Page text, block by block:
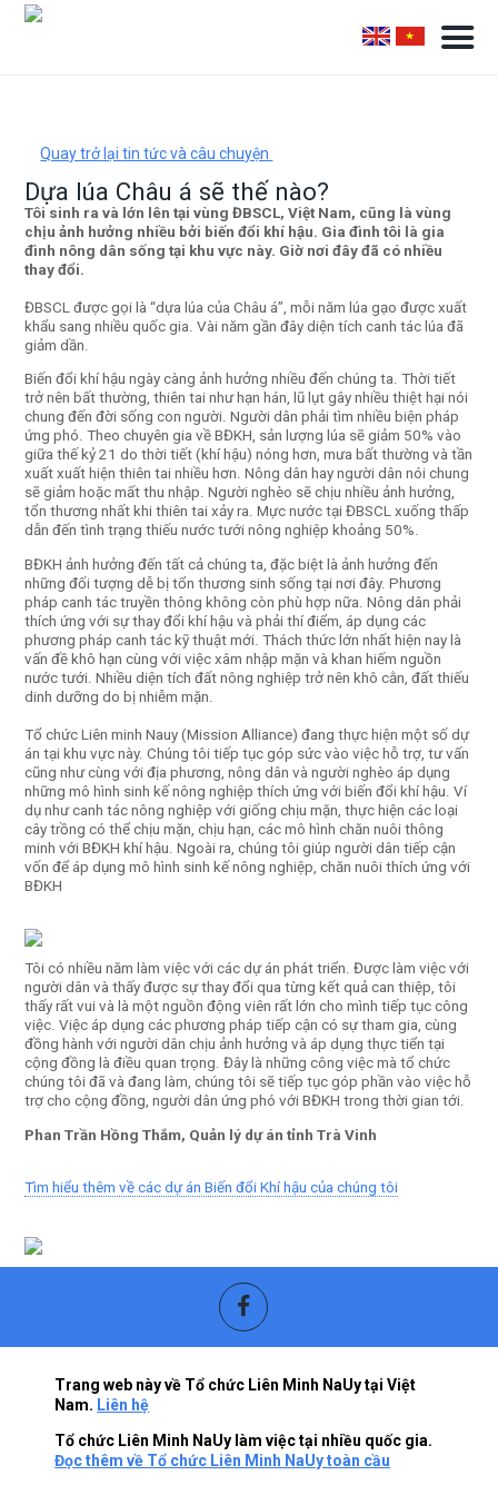
Quay trở lại tin tức và câu chuyện
Dựa lúa Châu á sẽ thế nào?
Tôi sinh ra và lớn lên tại vùng ĐBSCL, Việt Nam, cũng là vùng
chịu ảnh hưởng nhiều bởi biến đổi khí hậu. Gia đình tôi là gia
đình nông dân sống tại khu vực này. Giờ nơi đây đã có nhiều
thay đổi.
ĐBSCL được gọi là “dựa lúa của Châu á”, mỗi năm lúa gạo được xuất
khẩu sang nhiều quốc gia. Vài năm gần đây diện tích canh tác lúa đã
giảm dần.
Biến đổi khí hậu ngày càng ảnh hưởng nhiều đến chúng ta. Thời tiết
trở nên bất thường, thiên tai như hạn hán, lũ lụt gây nhiều thiệt hại nói
chung đến đời sống con người. Người dân phải tìm nhiều biện pháp
ứng phó. Theo chuyên gia về BĐKH, sản lượng lúa sẽ giảm 50% vào
giữa thế kỷ 21 do thời tiết (khí hậu) nóng hơn, mưa bất thường và tần
xuất xuất hiện thiên tai nhiều hơn. Nông dân hay người dân nói chung
sẽ giảm hoặc mất thu nhập. Người nghèo sẽ chịu nhiều ảnh hưởng,
tổn thương nhất khi thiên tai xảy ra. Mực nước tại ĐBSCL xuống thấp
dẫn đến tình trạng thiếu nước tưới nông nghiệp khoảng 50%.
BĐKH ảnh hưởng đến tất cả chúng ta, đặc biệt là ảnh hưởng đến
những đối tượng dễ bị tổn thương sinh sống tại nơi đây. Phương
pháp canh tác truyền thông không còn phù hợp nữa. Nông dân phải
thích ứng với sự thay đổi khí hậu và phải thí điểm, áp dụng các
phương pháp canh tác kỹ thuật mới. Thách thức lớn nhất hiện nay là
vấn đề khô hạn cùng với việc xâm nhập mặn và khan hiếm nguồn
nước tưới. Nhiều diện tích đất nông nghiệp trở nên khô cằn, đất thiếu
dinh dưỡng do bị nhiễm mặn.
Tổ chức Liên minh Nauy (Mission Alliance) đang thực hiện một số dự
án tại khu vực này. Chúng tôi tiếp tục góp sức vào việc hỗ trợ, tư vấn
cũng như cùng với địa phương, nông dân và người nghèo áp dụng
những mô hình sinh kế nông nghiệp thích ứng với biến đổi khí hậu. Ví
dụ như canh tác nông nghiệp với giống chịu mặn, thực hiện các loại
cây trồng có thể chịu mặn, chịu hạn, các mô hình chăn nuôi thông
minh với BĐKH khí hậu. Ngoài ra, chúng tôi giúp người dân tiếp cận
vốn để áp dụng mô hình sinh kế nông nghiệp, chăn nuôi thích ứng với
BĐKH
Tôi có nhiều năm làm việc với các dự án phát triển. Được làm việc với
người dân và thấy được sự thay đổi qua từng kết quả can thiệp, tôi
thấy rất vui và là một nguồn động viên rất lớn cho mình tiếp tục công
việc. Việc áp dụng các phương pháp tiếp cận có sự tham gia, cùng
đồng hành với người dân chịu ảnh hưởng và áp dụng thực tiển tại
cộng đồng là điều quan trọng. Đây là những công việc mà tổ chức
chúng tôi đã và đang làm, chúng tôi sẽ tiếp tục góp phần vào việc hỗ
trợ cho cộng đồng, người dân ứng phó với BĐKH trong thời gian tới.
Phan Trần Hồng Thắm, Quản lý dự án tỉnh Trà Vinh
Tìm hiểu thêm về các dự án Biến đổi Khí hậu của chúng tôi
Trang web này về Tổ chức Liên Minh NaUy tại Việt
Nam. Liên hệ
Tổ chức Liên Minh NaUy làm việc tại nhiều quốc gia.
Đọc thêm về Tổ chức Liên Minh NaUy toàn cầu